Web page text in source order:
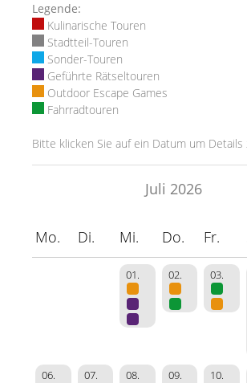
Legende:
Kulinarische Touren
Stadtteil-Touren
Sonder-Touren
Geführte Rätseltouren
Outdoor Escape Games
Fahrradtouren
Bitte klicken Sie auf ein Datum um Details
Juli 2026
Mo. Di. Mi. Do. Fr.
01. 02. 03.
06. 07. 08. 09. 10.